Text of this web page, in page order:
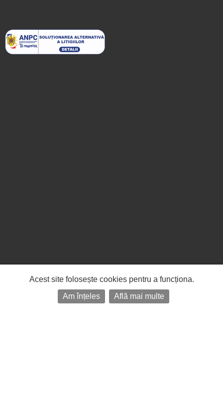
Acest site folosește cookies pentru a funcționa.
Am înțeles
Află mai multe